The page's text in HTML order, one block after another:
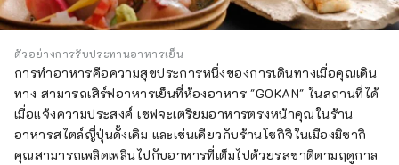
ตัวอย่างการรับประทานอาหารเย็น
การทำอาหารคือความสุขประการหนึ่งของการเดินทางเมื่อคุณเดิน
ทาง สามารถเสิร์ฟอาหารเย็นที่ห้องอาหาร "GOKAN" ในสถานที่ได้
เมื่อแจ้งความประสงค์ เชฟจะเตรียมอาหารตรงหน้าคุณในร้าน
อาหารสไตล์ญี่ปุ่นดั้งเดิม และเช่นเดียวกับร้านโชกิจิในเมืองมิซากิ
คุณสามารถเพลิดเพลินไปกับอาหารที่เต็มไปด้วยรสชาติตามฤดูกาล